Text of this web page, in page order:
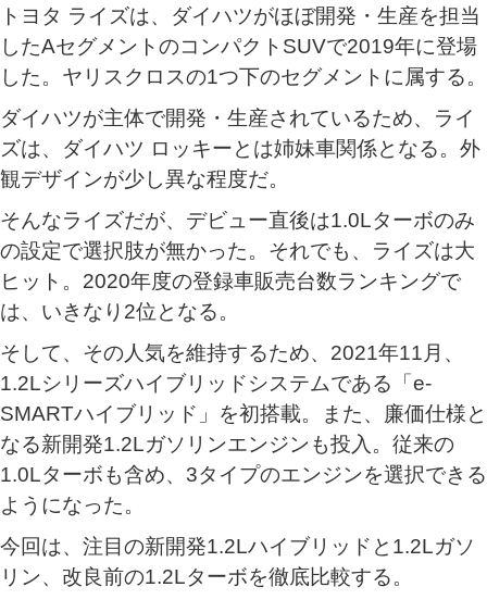
トヨタ ライズは、ダイハツがほぼ開発・生産を担当
したAセグメントのコンパクトSUVで2019年に登場
した。ヤリスクロスの1つ下のセグメントに属する。
ダイハツが主体で開発・生産されているため、ライ
ズは、ダイハツ ロッキーとは姉妹車関係となる。外
観デザインが少し異な程度だ。
そんなライズだが、デビュー直後は1.0Lターボのみ
の設定で選択肢が無かった。それでも、ライズは大
ヒット。2020年度の登録車販売台数ランキングで
は、いきなり2位となる。
そして、その人気を維持するため、2021年11月、
1.2Lシリーズハイブリッドシステムである「e‐
SMARTハイブリッド」を初搭載。また、廉価仕様と
なる新開発1.2Lガソリンエンジンも投入。従来の
1.0Lターボも含め、3タイプのエンジンを選択できる
ようになった。
今回は、注目の新開発1.2Lハイブリッドと1.2Lガソ
リン、改良前の1.2Lターボを徹底比較する。